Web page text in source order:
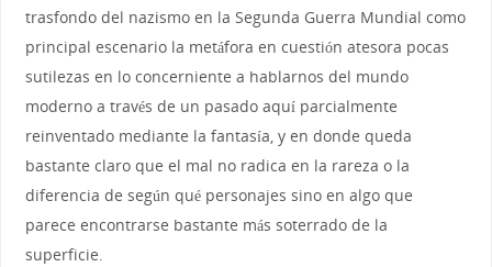
trasfondo del nazismo en la Segunda Guerra Mundial como
principal escenario la metáfora en cuestión atesora pocas
sutilezas en lo concerniente a hablarnos del mundo
moderno a través de un pasado aquí parcialmente
reinventado mediante la fantasía, y en donde queda
bastante claro que el mal no radica en la rareza o la
diferencia de según qué personajes sino en algo que
parece encontrarse bastante más soterrado de la
superficie.